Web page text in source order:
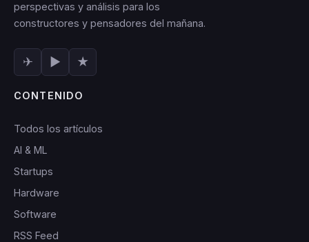
perspectivas y análisis para los
constructores y pensadores del mañana.
✈ ▶ ★
CONTENIDO
Todos los artículos
AI & ML
Startups
Hardware
Software
RSS Feed